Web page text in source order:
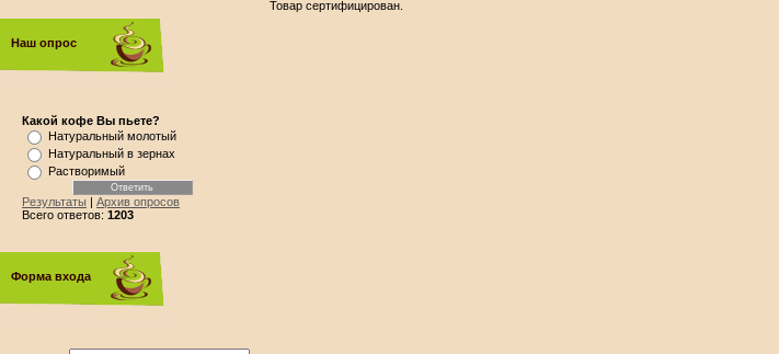
Наш опрос
Какой кофе Вы пьете?
Натуральный молотый
Натуральный в зернах
Растворимый
Результаты | Архив опросов
Всего ответов: 1203
Форма входа
Товар сертифицирован.